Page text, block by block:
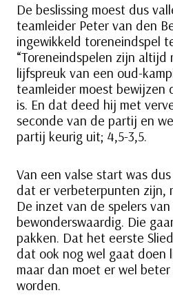
De beslissing moest dus
teamleider Peter van den
ingewikkeld toreneindspel
“Toreneindspelen zijn altijd
lijfspreuk van een oud-
teamleider moest
is. En dat deed hij met
seconde van de partij en
partij keurig uit; 4,5-3,5.
Van een valse start was
dat er verbeterpunten zijn,
De inzet van de spelers
bewonderswaardig. Die
pakken. Dat het eerste
dat ook nog wel gaat doen
maar dan moet er wel
worden.